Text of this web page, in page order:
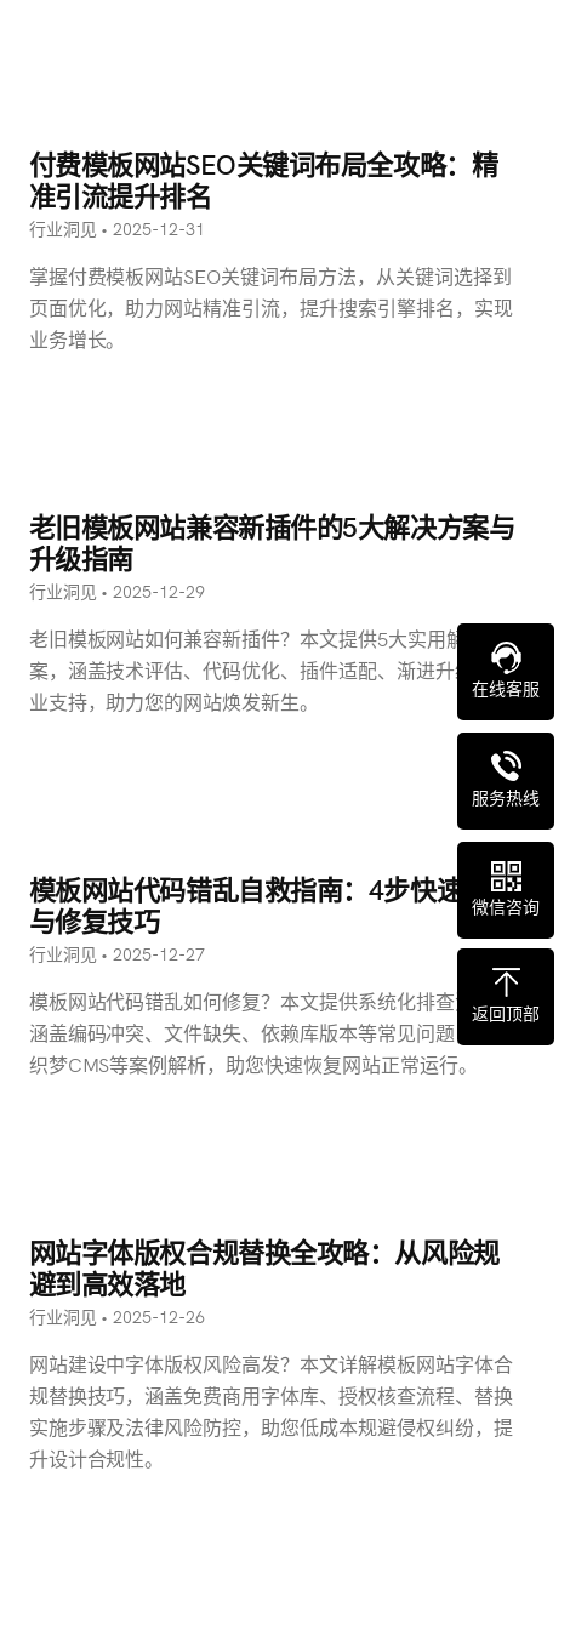
付费模板网站SEO关键词布局全攻略：精
准引流提升排名
行业洞见 • 2025-12-31
掌握付费模板网站SEO关键词布局方法，从关键词选择到
页面优化，助力网站精准引流，提升搜索引擎排名，实现
业务增长。
老旧模板网站兼容新插件的5大解决方案与
升级指南
行业洞见 • 2025-12-29
老旧模板网站如何兼容新插件？本文提供5大实用解决方
案，涵盖技术评估、代码优化、插件适配、渐进升级及专
业支持，助力您的网站焕发新生。
模板网站代码错乱自救指南：4步快速定位
与修复技巧
行业洞见 • 2025-12-27
模板网站代码错乱如何修复？本文提供系统化排查流程，
涵盖编码冲突、文件缺失、依赖库版本等常见问题，结合
织梦CMS等案例解析，助您快速恢复网站正常运行。
网站字体版权合规替换全攻略：从风险规
避到高效落地
行业洞见 • 2025-12-26
网站建设中字体版权风险高发？本文详解模板网站字体合
规替换技巧，涵盖免费商用字体库、授权核查流程、替换
实施步骤及法律风险防控，助您低成本规避侵权纠纷，提
升设计合规性。
在线客服
服务热线
微信咨询
返回顶部